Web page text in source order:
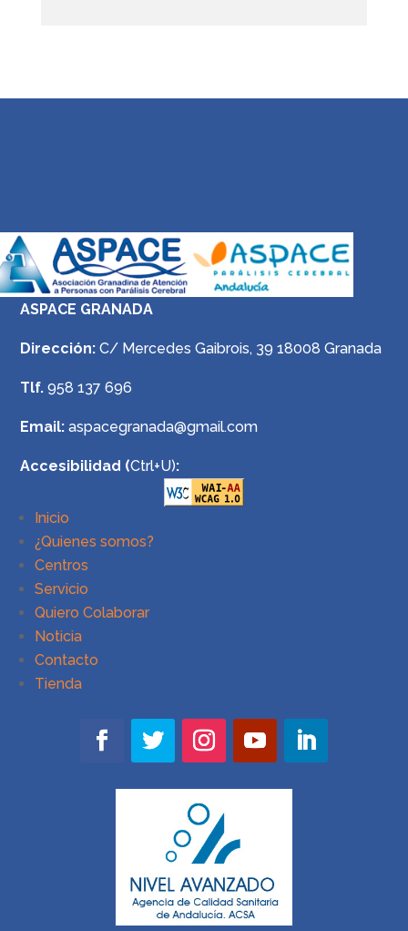
ASPACE GRANADA
Dirección: C/ Mercedes Gaibrois, 39 18008 Granada
Tlf. 958 137 696
Email: aspacegranada@gmail.com
Accesibilidad (Ctrl+U):
Inicio
¿Quienes somos?
Centros
Servicio
Quiero Colaborar
Noticia
Contacto
Tienda